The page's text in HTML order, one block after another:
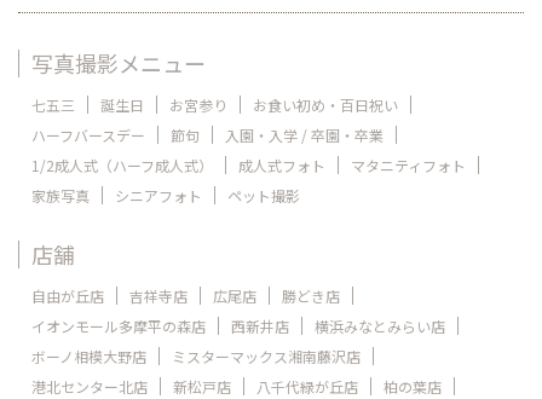
写真撮影メニュー
七五三 誕生日 お宮参り
お食い初め・百日祝い
ハーフバースデー
節句
入園・入学 / 卒園・卒業
1/2成人式（ハーフ成人式）
成人式フォト
マタニティフォト
家族写真
シニアフォト ペット撮影
店舗
自由が丘店 吉祥寺店 広尾店
勝どき店
イオンモール多摩平の森店
西新井店
横浜みなとみらい店
ボーノ相模大野店
ミスターマックス湘南藤沢店
港北センター北店
新松戸店 八千代緑が丘店
柏の葉店